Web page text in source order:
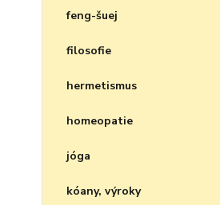
feng-šuej
filosofie
hermetismus
homeopatie
jóga
kóany, výroky